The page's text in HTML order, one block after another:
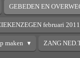
GEBEDEN EN
februari 2011
maken ZANG